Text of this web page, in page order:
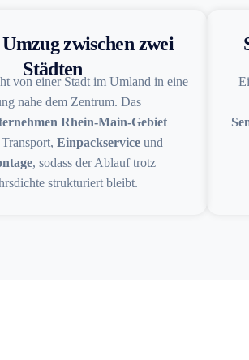
zwischen zwei
Städten
von einer Stadt im Umland in eine
nahe dem Zentrum. Das
Rhein-Main-Gebiet
Einpackservice und
, sodass der Ablauf trotz
strukturiert bleibt.